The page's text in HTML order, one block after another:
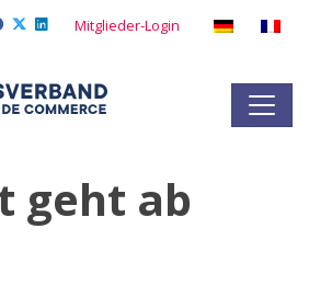
Mitglieder-Login
geht ab